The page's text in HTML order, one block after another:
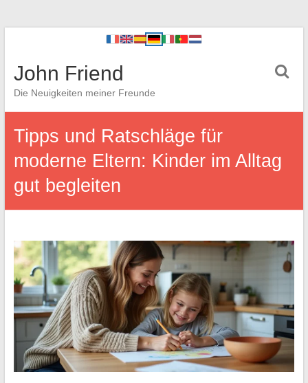
John Friend
Die Neuigkeiten meiner Freunde
Tipps und Ratschläge für
moderne Eltern: Kinder im Alltag
gut begleiten